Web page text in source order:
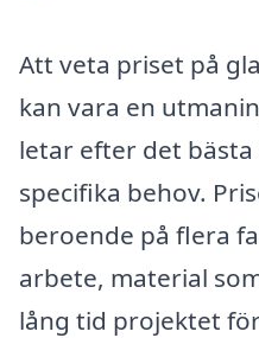
Att veta priset på
kan vara en
letar efter det
specifika behov.
beroende på flera
arbete, material
lång tid projektet